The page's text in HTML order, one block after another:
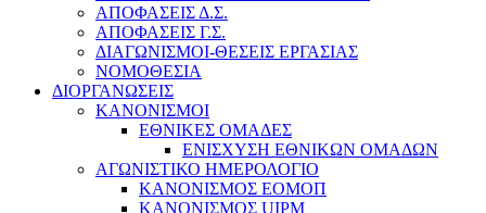
ΑΠΟΦΑΣΕΙΣ Δ.Σ.
ΑΠΟΦΑΣΕΙΣ Γ.Σ.
ΔΙΑΓΩΝΙΣΜΟΙ-ΘΕΣΕΙΣ ΕΡΓΑΣΙΑΣ
ΝΟΜΟΘΕΣΙΑ
ΔΙΟΡΓΑΝΩΣΕΙΣ
ΚΑΝΟΝΙΣΜΟΙ
ΕΘΝΙΚΕΣ ΟΜΑΔΕΣ
ΕΝΙΣΧΥΣΗ ΕΘΝΙΚΩΝ ΟΜΑΔΩΝ
ΑΓΩΝΙΣΤΙΚΟ ΗΜΕΡΟΛΟΓΙΟ
ΚΑΝΟΝΙΣΜΟΣ ΕΟΜΟΠ
ΚΑΝΟΝΙΣΜΟΣ UIPM